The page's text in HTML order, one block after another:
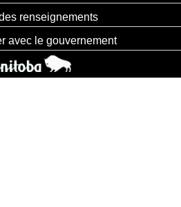
renseignements
avec le gouvernement